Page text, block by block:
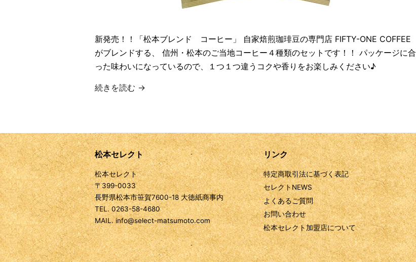
新発売！！「松本ブレンド コーヒー」 自家焙煎珈琲豆の専門店 FIFTY-ONE COFFEE
がブレンドする、 信州・松本のご当地コーヒー４種類のセットです！！ パッケージに合
った味わいになっているので、１つ１つ違うコクや香りをお楽しみください♪
続きを読む →
松本セレクト
松本セレクト
〒399-0033
長野県松本市笹賀7600-18 大徳紙商事内
TEL. 0263-58-4680
MAIL. info@select-matsumoto.com
リンク
特定商取引法に基づく表記
セレクトNEWS
よくあるご質問
お問い合わせ
松本セレクト加盟店について